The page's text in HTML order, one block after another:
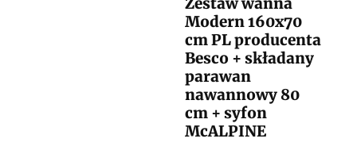
Zestaw wanna
Modern 160x70
cm PL producenta
Besco + składany
parawan
nawannowy 80
cm + syfon
McALPINE